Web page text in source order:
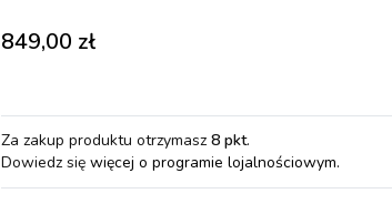
Cena
849,00 zł
Za zakup produktu otrzymasz 8 pkt.
Dowiedz się więcej o programie lojalnościowym.